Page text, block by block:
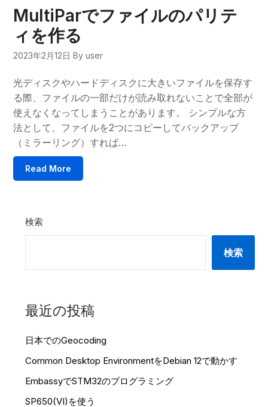
MultiParでファイルのパリテ
ィを作る
2023年2月12日 By user
光ディスクやハードディスクに大きいファイルを保存す
る際、ファイルの一部だけが読み取れないことで全部が
使えなくなってしまうことがあります。 シンプルな方
法として、ファイルを2つにコピーしてバックアップ
（ミラーリング）すれば…
Read More
検索
検索
最近の投稿
日本でのGeocoding
Common Desktop EnvironmentをDebian 12で動かす
EmbassyでSTM32のプログラミング
SP650(VI)を使う